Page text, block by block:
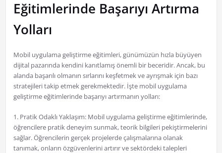
Eğitimlerinde Başarıyı Artırma
Yolları
Mobil uygulama geliştirme eğitimleri, günümüzün hızla büyüyen
dijital pazarında kendini kanıtlamış önemli bir beceridir. Ancak, bu
alanda başarılı olmanın sırlarını keşfetmek ve ayrışmak için bazı
stratejileri takip etmek gerekmektedir. İşte mobil uygulama
geliştirme eğitimlerinde başarıyı artırmanın yolları:
1. Pratik Odaklı Yaklaşım: Mobil uygulama geliştirme eğitimlerinde,
öğrencilere pratik deneyim sunmak, teorik bilgileri pekiştirmelerini
sağlar. Öğrencilerin gerçek projelerde çalışmalarına olanak
tanımak, onların özgüvenlerini artırır ve sektördeki talepleri